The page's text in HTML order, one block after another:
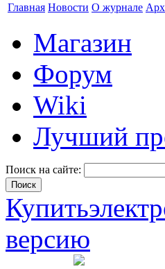
Главная Новости О журнале
Магазин
Форум
Wiki
Лучший
Поиск на сайте:
Купить
версию